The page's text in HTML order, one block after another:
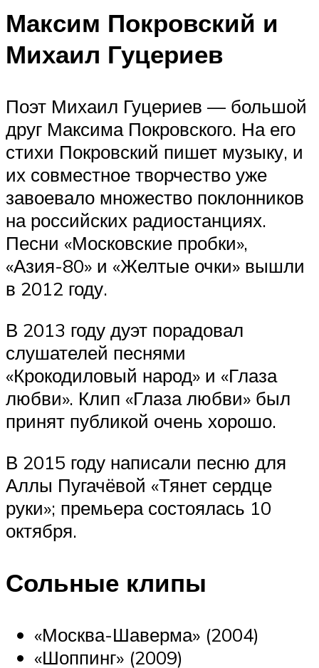
Максим Покровский и
Михаил Гуцериев
Поэт Михаил Гуцериев — большой
друг Максима Покровского. На его
стихи Покровский пишет музыку, и
их совместное творчество уже
завоевало множество поклонников
на российских радиостанциях.
Песни «Московские пробки»,
«Азия-80» и «Желтые очки» вышли
в 2012 году.
В 2013 году дуэт порадовал
слушателей песнями
«Крокодиловый народ» и «Глаза
любви». Клип «Глаза любви» был
принят публикой очень хорошо.
В 2015 году написали песню для
Аллы Пугачёвой «Тянет сердце
руки»; премьера состоялась 10
октября.
Сольные клипы
«Москва-Шаверма» (2004)
«Шоппинг» (2009)